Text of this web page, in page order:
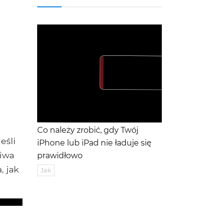
jak
Co należy zrobić, gdy Twój
iPhone lub iPad nie ładuje się
prawidłowo
Jak